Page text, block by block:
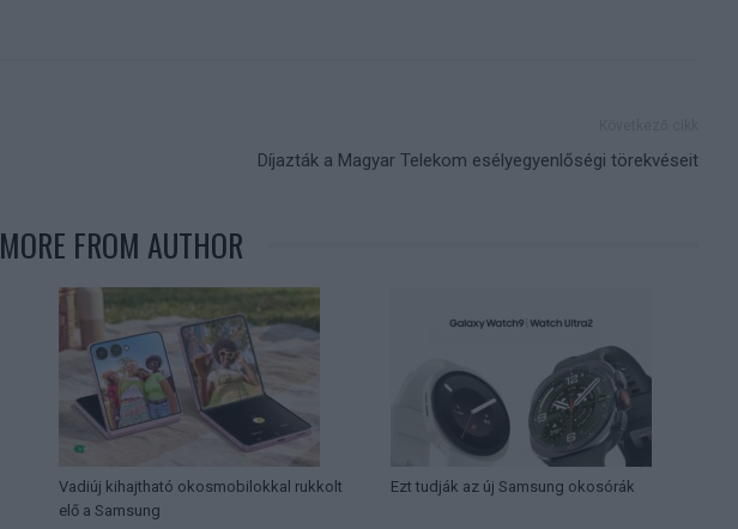
Díjazták a Magyar Telekom esélyegyenlőségi törekvéseit
MORE FROM AUTHOR
Vadiúj kihajtható okosmobilokkal rukkolt
elő a Samsung
Ezt tudják az új Samsung okosórák